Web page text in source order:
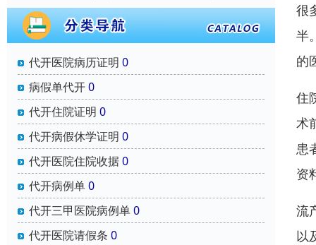
代开医院病历证明 0
病假单代开0
代开住院证明 0
代开病假休学证明 0
代开医院住院收据0
代开病例单0
代开三甲医院病例单0
代开医院请假条 0
很
半
的
住
术
患
资
流
以